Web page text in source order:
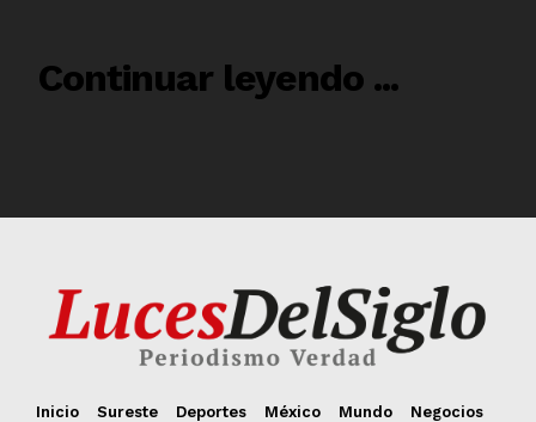
Inicio Sureste Deportes México Mundo
Negocios